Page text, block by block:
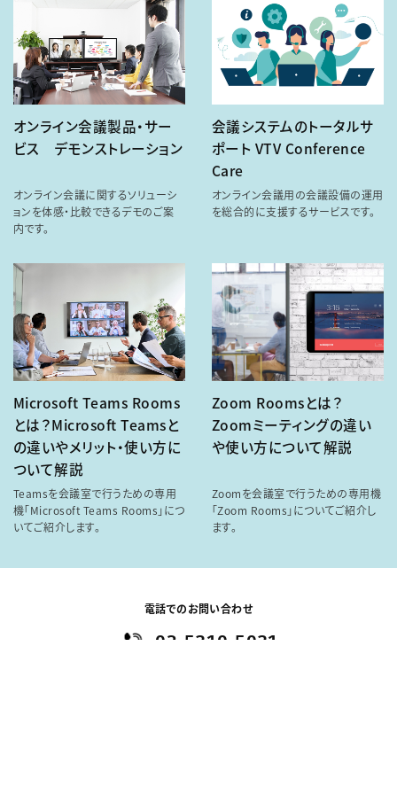
オンライン会議製品・サー
ビス デモンストレーション
オンライン会議に関するソリューシ
ョンを体感・比較できるデモのご案
内です。
会議システムのトータルサ
ポート VTV Conference
Care
オンライン会議用の会議設備の運用
を総合的に支援するサービスです。
Microsoft Teams Rooms
とは？Microsoft Teamsと
の違いやメリット・使い方に
ついて解説
Teamsを会議室で行うための専用
機「Microsoft Teams Rooms」につ
いてご紹介します。
Zoom Roomsとは？
Zoomミーティングの違い
や使い方について解説
Zoomを会議室で行うための専用機
「Zoom Rooms」についてご紹介し
ます。
03-5210-5021
電話でのお問い合わせ